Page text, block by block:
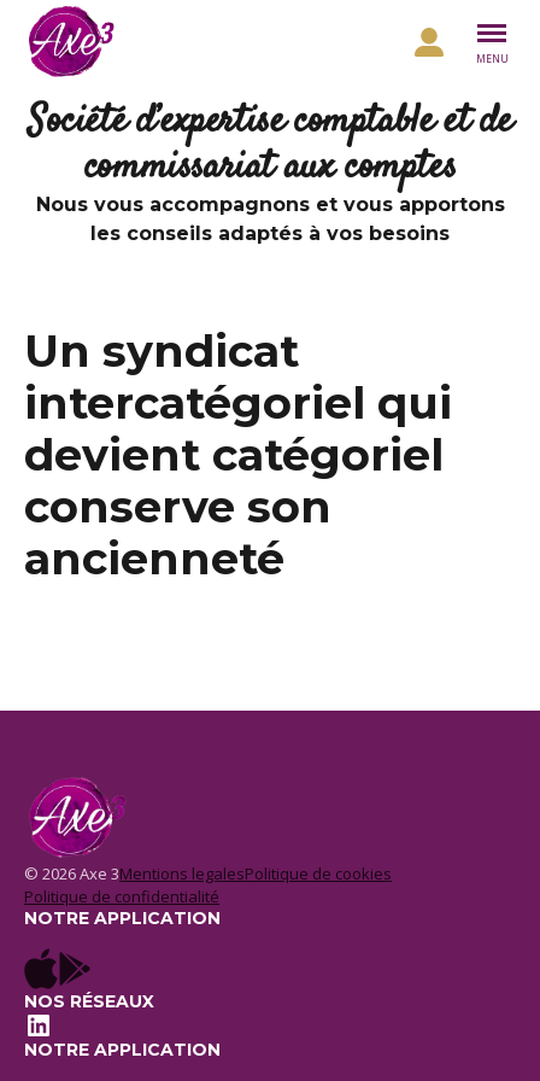
Aller au contenu
MENU
Société d’expertise comptable et de
commissariat aux comptes
Nous vous accompagnons et vous apportons
les conseils adaptés à vos besoins
Un syndicat
intercatégoriel qui
devient catégoriel
conserve son
ancienneté
© 2026 Axe 3Mentions legalesPolitique de cookies
Politique de confidentialité
NOTRE APPLICATION
NOS RÉSEAUX
LinkedIn
NOTRE APPLICATION